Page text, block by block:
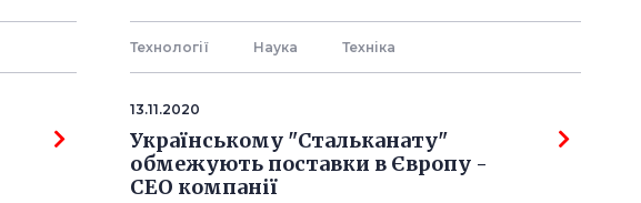
Технології Наука Технiка
13.11.2020
Українському "Стальканату"
обмежують поставки в Європу -
СЕО компанії